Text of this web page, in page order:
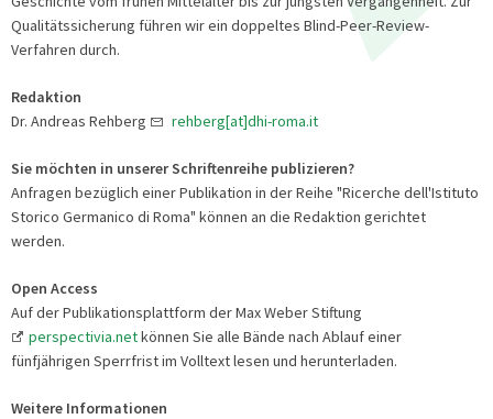
Qualitätssicherung führen wir ein doppeltes Blind-Peer-Review-
Verfahren durch.
Redaktion
Dr. Andreas Rehberg
rehberg[at]dhi-roma.it
Sie möchten in unserer Schriftenreihe publizieren?
Anfragen bezüglich einer Publikation in der Reihe "Ricerche dell'Istituto
Storico Germanico di Roma" können an die Redaktion gerichtet
werden.
Open Access
Auf der Publikationsplattform der Max Weber Stiftung
perspectivia.netkönnen Sie alle Bände nach Ablauf einer
fünfjährigen Sperrfrist im Volltext lesen und herunterladen.
Weitere Informationen